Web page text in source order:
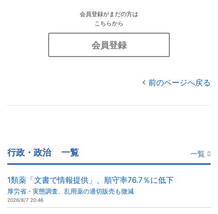
会員登録がまだの方は
こちらから
会員登録
前のページへ戻る
行政・政治 一覧 一覧
1類薬「文書で情報提供」、順守率76.7％に低下
厚労省・実態調査、乱用薬の適切販売も微減
2026/8/7 20:46